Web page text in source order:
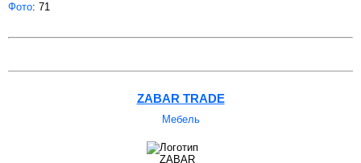
Фото: 71
ZABAR TRADE
Мебель